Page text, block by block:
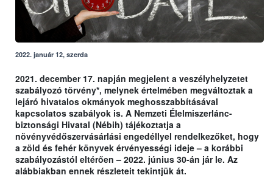
2022. január 12, szerda
2021. december 17. napján megjelent a veszélyhelyzetet
szabályozó törvény*, melynek értelmében megváltoztak a
lejáró hivatalos okmányok meghosszabbításával
kapcsolatos szabályok is. A Nemzeti Élelmiszerlánc-
biztonsági Hivatal (Nébih) tájékoztatja a
növényvédőszervásárlási engedéllyel rendelkezőket, hogy
a zöld és fehér könyvek érvényességi ideje – a korábbi
szabályozástól eltérően – 2022. június 30-án jár le. Az
alábbiakban ennek részleteit tekintjük át.